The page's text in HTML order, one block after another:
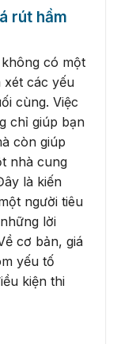
rút hầm
có một
xét các yếu
cùng. Việc
chỉ giúp bạn
còn giúp
nhà cung
là kiến
người tiêu
lời
cơ bản, giá
yếu tố
kiện thi